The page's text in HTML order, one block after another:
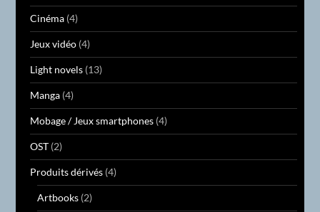
Cinéma (4)
Jeux vidéo (4)
Light novels (13)
Manga (4)
Mobage / Jeux smartphones (4)
OST (2)
Produits dérivés (4)
Artbooks (2)